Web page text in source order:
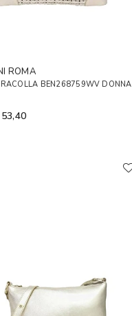
ROMA
BEN268759WV DONNA